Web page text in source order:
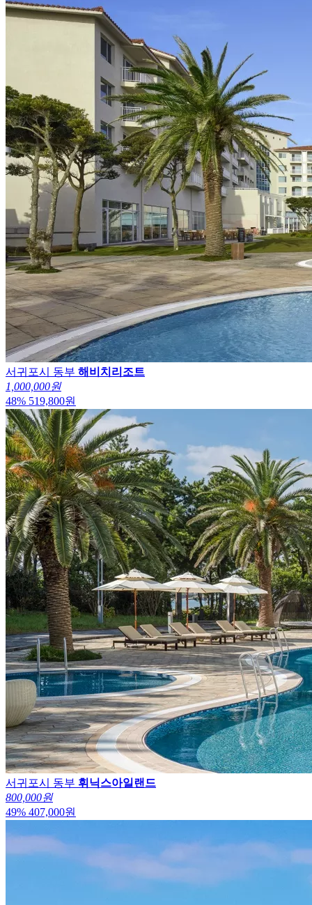
서귀포시 동부 해비치리조트
1,000,000원
48% 519,800원
서귀포시 동부 휘닉스아일랜드
800,000원
49% 407,000원